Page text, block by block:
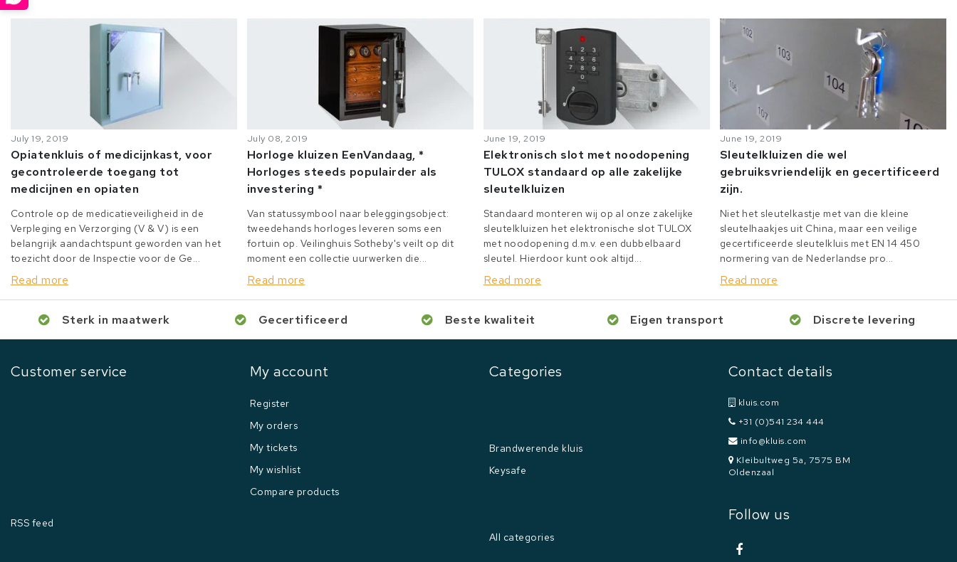
July 19, 2019
Opiatenkluis of medicijnkast, voor
gecontroleerde toegang tot
medicijnen en opiaten
Controle op de medicatieveiligheid in de
Verpleging en Verzorging (V & V) is een
belangrijk aandachtspunt geworden van het
toezicht door de Inspectie voor de Ge...
Read more
July 08, 2019
Horloge kluizen EenVandaag, *
Horloges steeds populairder als
investering *
Van statussymbool naar beleggingsobject:
tweedehands horloges leveren soms een
fortuin op. Veilinghuis Sotheby's veilt op dit
moment een collectie uurwerken die...
Read more
June 19, 2019
Elektronisch slot met noodopening
TULOX standaard op alle zakelijke
sleutelkluizen
Standaard monteren wij op al onze zakelijke
sleutelkluizen het elektronische slot TULOX
met noodopening d.m.v. een dubbelbaard
sleutel. Hierdoor kunt ook altijd...
Read more
June 19, 2019
Sleutelkluizen die wel
gebruiksvriendelijk en gecertificeerd
zijn.
Niet het sleutelkastje met van die kleine
sleutelhaakjes uit China, maar een veilige
gecertificeerde sleutelkluis met EN 14 450
normering van de Nederlandse pro...
Read more
Sterk in maatwerk Gecertificeerd Beste kwaliteit Eigen transport Discrete levering
Customer service
RSS feed
My account
Register
My orders
My tickets
My wishlist
Compare products
Categories
Brandwerende kluis
Keysafe
All categories
Contact details
kluis.com
+31 (0)541 234 444
info@kluis.com
Kleibultweg 5a, 7575 BM
Oldenzaal
Follow us